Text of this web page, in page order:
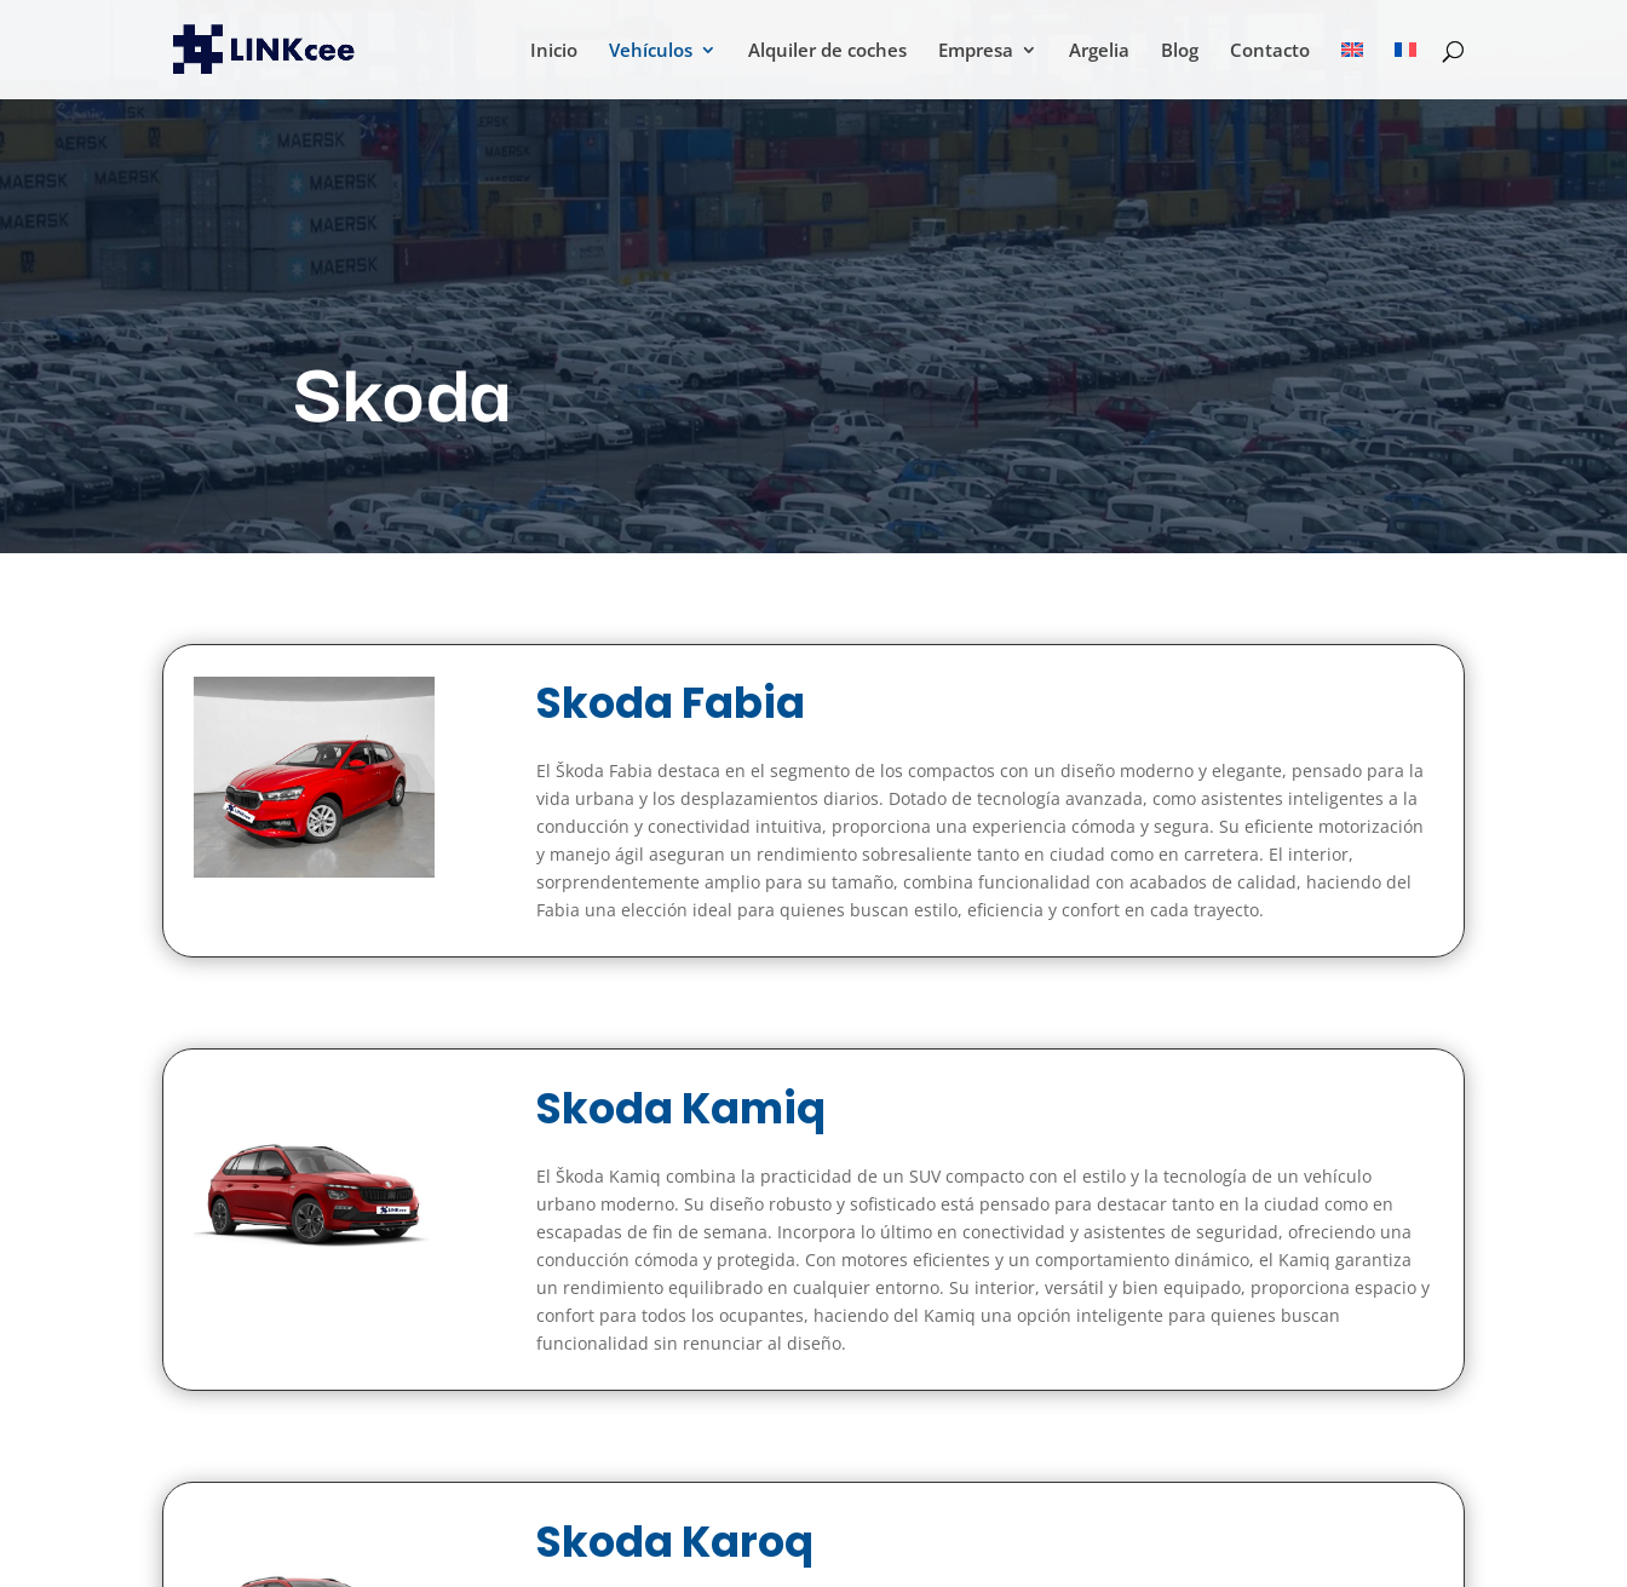
Inicio Vehículos Alquiler de coches Empresa Argelia Blog Contacto
Skoda
Skoda Fabia
El Škoda Fabia destaca en el segmento de los compactos con un diseño moderno y elegante, pensado para la
vida urbana y los desplazamientos diarios. Dotado de tecnología avanzada, como asistentes inteligentes a la
conducción y conectividad intuitiva, proporciona una experiencia cómoda y segura. Su eficiente motorización
y manejo ágil aseguran un rendimiento sobresaliente tanto en ciudad como en carretera. El interior,
sorprendentemente amplio para su tamaño, combina funcionalidad con acabados de calidad, haciendo del
Fabia una elección ideal para quienes buscan estilo, eficiencia y confort en cada trayecto.
Skoda Kamiq
El Škoda Kamiq combina la practicidad de un SUV compacto con el estilo y la tecnología de un vehículo
urbano moderno. Su diseño robusto y sofisticado está pensado para destacar tanto en la ciudad como en
escapadas de fin de semana. Incorpora lo último en conectividad y asistentes de seguridad, ofreciendo una
conducción cómoda y protegida. Con motores eficientes y un comportamiento dinámico, el Kamiq garantiza
un rendimiento equilibrado en cualquier entorno. Su interior, versátil y bien equipado, proporciona espacio y
confort para todos los ocupantes, haciendo del Kamiq una opción inteligente para quienes buscan
funcionalidad sin renunciar al diseño.
Skoda Karoq